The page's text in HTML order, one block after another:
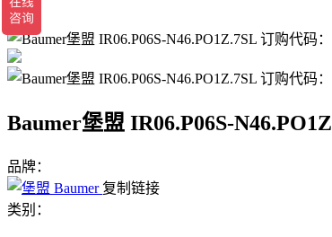
返回
Baumer堡盟 IR06.P06S-
品牌：
复制链接
类别：